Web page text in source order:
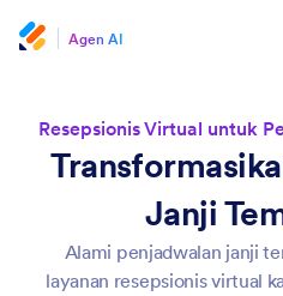
Agen AI
Resepsionis Virtual untuk
Janji
Alami penjadwalan janji
layanan resepsionis virtual